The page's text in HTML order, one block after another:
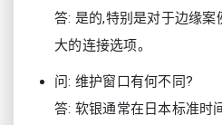
答: 是的,特别是对于边缘
大的连接选项。
问: 维护窗口有何不同?
答: 软银通常在日本标准时